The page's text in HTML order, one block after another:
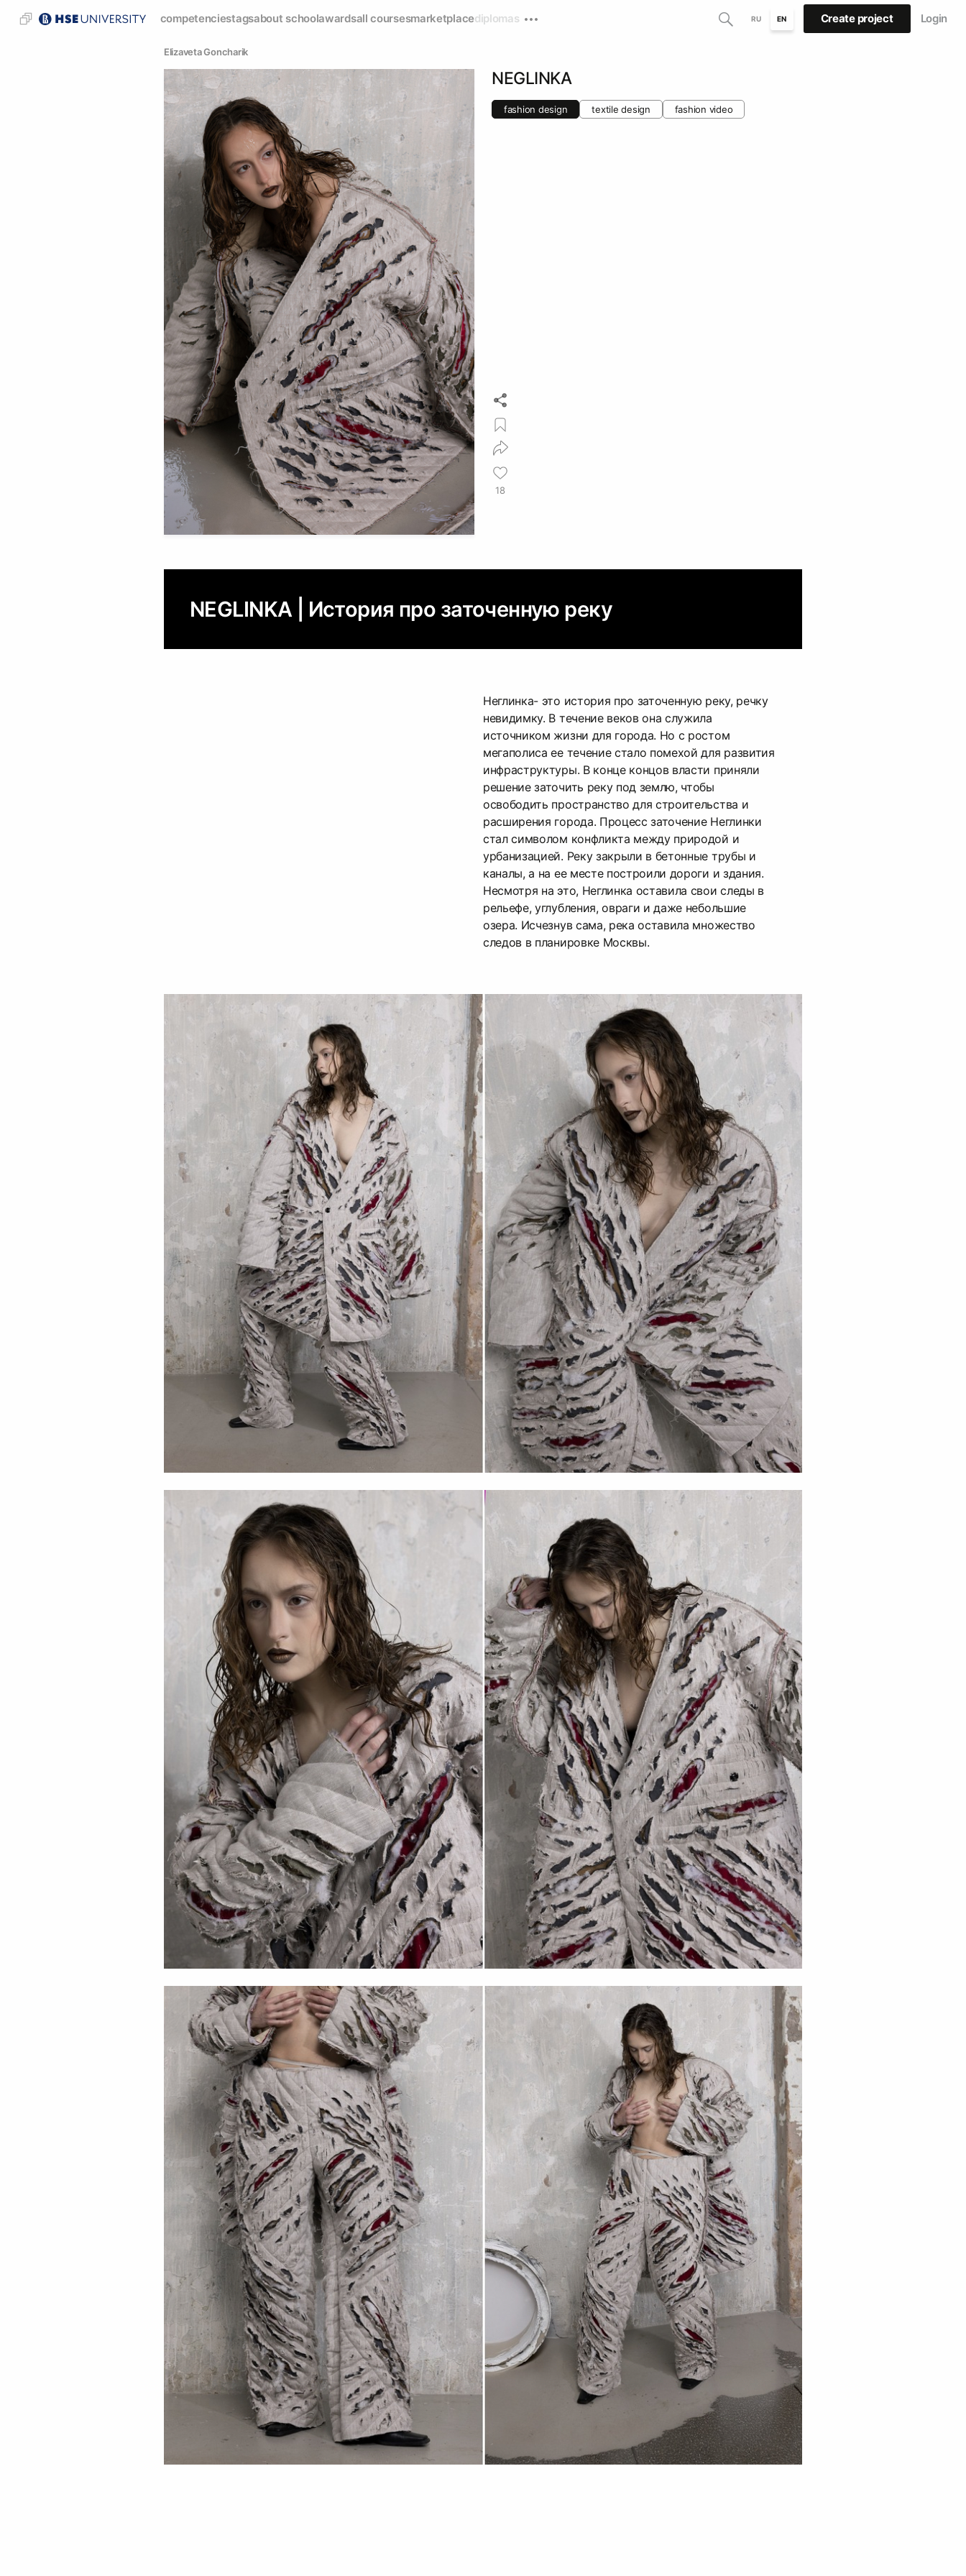
competenciestagsabout schoolawardsall coursesmarketplacediplomas RU EN Create project Login
Elizaveta Goncharik
NEGLINKA
fashion design textile design fashion video
18
NEGLINKA | История про заточенную реку
Неглинка- это история про заточенную реку, речку
невидимку. В течение веков она служила
источником жизни для города. Но с ростом
мегаполиса ее течение стало помехой для развития
инфраструктуры. В конце концов власти приняли
решение заточить реку под землю, чтобы
освободить пространство для строительства и
расширения города. Процесс заточение Неглинки
стал символом конфликта между природой и
урбанизацией. Реку закрыли в бетонные трубы и
каналы, а на ее месте построили дороги и здания.
Несмотря на это, Неглинка оставила свои следы в
рельефе, углубления, овраги и даже небольшие
озера. Исчезнув сама, река оставила множество
следов в планировке Москвы.